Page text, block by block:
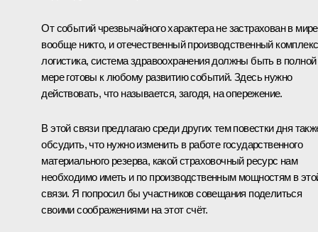
От событий чрезвычайного характера не застрахован в мире
вообще никто, и отечественный производственный
логистика, система здравоохранения должны быть в полной
мере готовы к любому развитию событий. Здесь нужно
действовать, что называется, загодя, на опережение.
В этой связи предлагаю среди других тем повестки дня
обсудить, что нужно изменить в работе государственного
материального резерва, какой страховочный ресурс нам
необходимо иметь и по производственным мощностям в
связи. Я попросил бы участников совещания поделиться
своими соображениями на этот счёт.